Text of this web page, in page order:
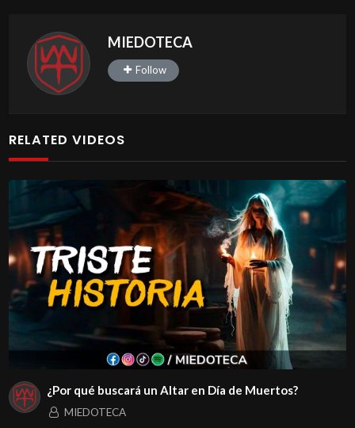
MIEDOTECA
Follow
RELATED VIDEOS
¿Por qué buscará un Altar en Día de Muertos?
MIEDOTECA